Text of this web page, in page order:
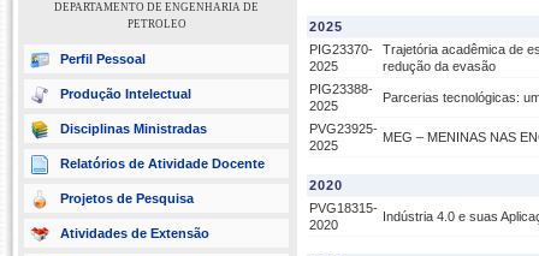
DEPARTAMENTO DE ENGENHARIA DE
PETROLEO
Perfil Pessoal
Produção Intelectual
Disciplinas Ministradas
Relatórios de Atividade Docente
Projetos de Pesquisa
Atividades de Extensão
2025
PIG23370-
2025
Trajetória acadêmica de
redução da evasão
PIG23388-
2025
Parcerias tecnológicas:
PVG23925-
2025
MEG – MENINAS NAS
2020
PVG18315-
2020
Indústria 4.0 e suas